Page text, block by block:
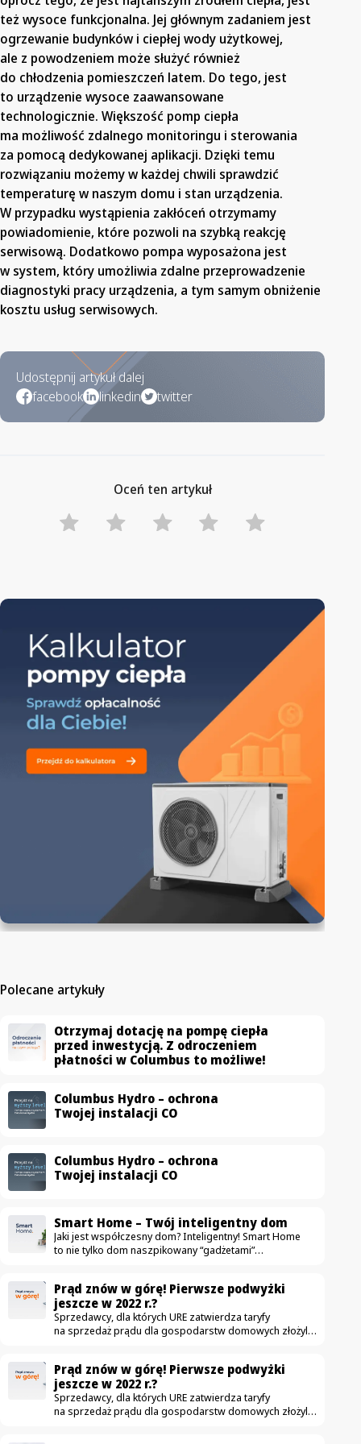
też wysoce funkcjonalna. Jej głównym zadaniem jest
ogrzewanie budynków i ciepłej wody użytkowej,
ale z powodzeniem może służyć również
do chłodzenia pomieszczeń latem. Do tego, jest
to urządzenie wysoce zaawansowane
technologicznie. Większość pomp ciepła
ma możliwość zdalnego monitoringu i sterowania
za pomocą dedykowanej aplikacji. Dzięki temu
rozwiązaniu możemy w każdej chwili sprawdzić
temperaturę w naszym domu i stan urządzenia.
W przypadku wystąpienia zakłóceń otrzymamy
powiadomienie, które pozwoli na szybką reakcję
serwisową. Dodatkowo pompa wyposażona jest
w system, który umożliwia zdalne przeprowadzenie
diagnostyki pracy urządzenia, a tym samym obniżenie
kosztu usług serwisowych.
Udostępnij artykuł dalej
facebook
linkedin twitter
Oceń ten artykuł
Polecane artykuły
Otrzymaj dotację na pompę ciepła
przed inwestycją. Z odroczeniem
płatności w Columbus to możliwe!
Columbus Hydro – ochrona
Twojej instalacji CO
Columbus Hydro – ochrona
Twojej instalacji CO
Smart Home – Twój inteligentny dom
Jaki jest współczesny dom? Inteligentny! Smart Home
to nie tylko dom naszpikowany “gadżetami”
Na rynku pojawia się coraz więcej urządzeń mających
uczynić dom nowoczesnym — od drobnych sprzętów
jak automatyczne odkurzacze, aż po duże instalacje jak
fotowoltaika. W ostatnich latach zdecydowanie częściej
szczególnie…
Prąd znów w górę! Pierwsze podwyżki
jeszcze w 2022 r.?
Sprzedawcy, dla których URE zatwierdza taryfy
na sprzedaż prądu dla gospodarstw domowych złożyli
że podwyżki czekają nas jeszcze w tym roku? Podwyżki
możliwe już jesienią W związku z wnioskami które
złożyło 3 z 5 tzw. sprzedawców z urzędu – Tauron,
Energia i Enea – pierwsze podwyżki cen energii dla
Prąd znów w górę! Pierwsze podwyżki
jeszcze w 2022 r.?
Sprzedawcy, dla których URE zatwierdza taryfy
na sprzedaż prądu dla gospodarstw domowych złożyli